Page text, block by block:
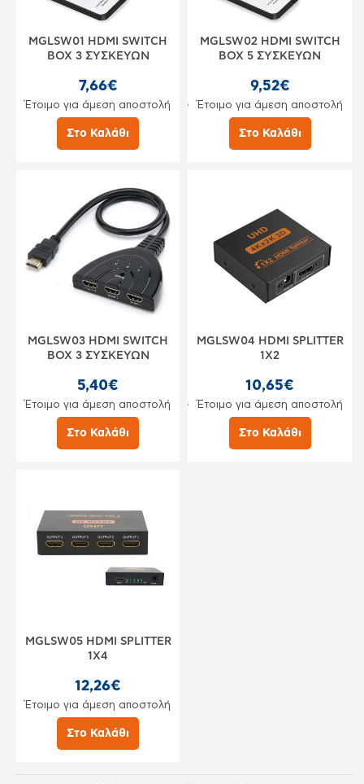
MGLSW01 HDMI SWITCH
BOX 3 ΣΥΣΚΕΥΩΝ
7,66€
Έτοιμο για άμεση αποστολή
Στο Καλάθι
MGLSW02 HDMI SWITCH
BOX 5 ΣΥΣΚΕΥΩΝ
9,52€
Έτοιμο για άμεση αποστολή
Στο Καλάθι
MGLSW03 HDMI SWITCH
BOX 3 ΣΥΣΚΕΥΩΝ
5,40€
Έτοιμο για άμεση αποστολή
Στο Καλάθι
MGLSW04 HDMI SPLITTER
1X2
10,65€
Έτοιμο για άμεση αποστολή
Στο Καλάθι
MGLSW05 HDMI SPLITTER
1X4
12,26€
Έτοιμο για άμεση αποστολή
Στο Καλάθι